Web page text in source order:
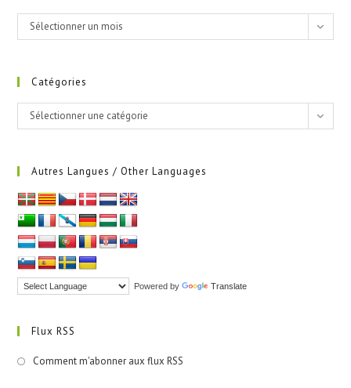
Archives
Sélectionner un mois
Catégories
Catégories
Sélectionner une catégorie
Autres Langues / Other Languages
Powered by Translate
Flux RSS
Comment m'abonner aux flux RSS